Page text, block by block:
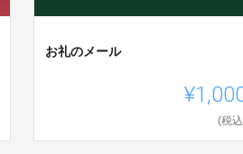
お礼のメール
(税